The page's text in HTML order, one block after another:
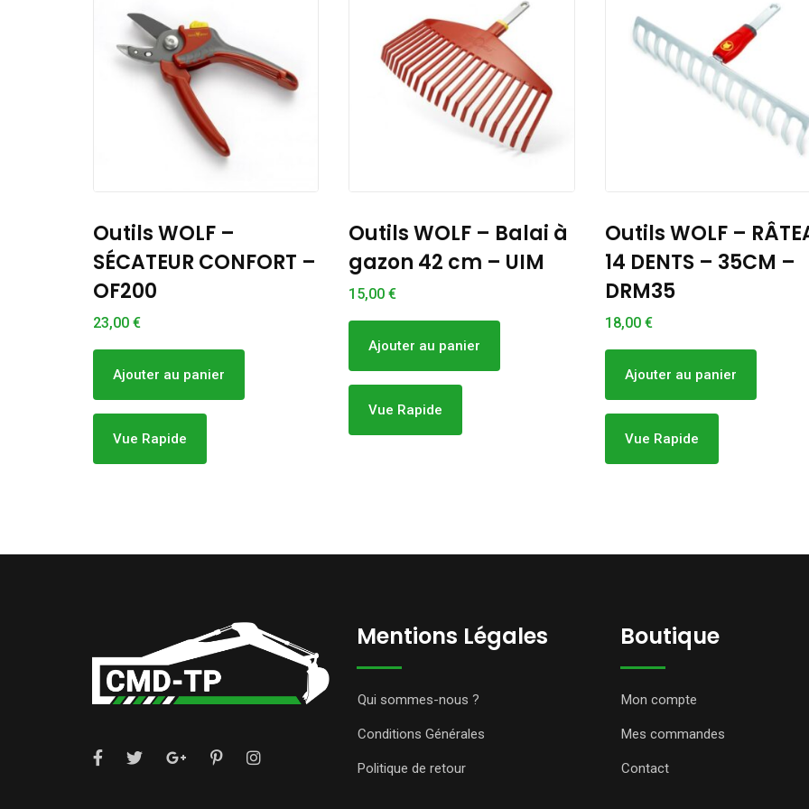
Outils WOLF – Balai à
gazon 42 cm – UIM
15,00€
Outils WOLF – RÂTEAU
14 DENTS – 35CM –
DRM35
18,00€
Ajouter au panier
Vue Rapide
Outils WOLF –
MANCHE ALU 1,40M –
ZMA140
23,00 €
Ajouter au panier
Vue Rapide
Mentions Légales
Qui sommes-nous ?
Conditions Générales
Politique de retour
Boutique
Mon compte
Mes commandes
Contact